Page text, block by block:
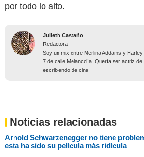
por todo lo alto.
Julieth Castaño
Redactora
Soy un mix entre Merlina Addams y
7 de calle Melancolía. Quería ser actriz de
escribiendo de cine
Noticias relacionadas
Arnold Schwarzenegger no tiene
esta ha sido su película más ridícula